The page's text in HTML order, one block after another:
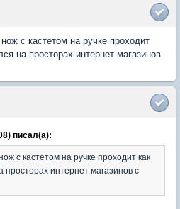
с кастетом на ручке проходит
на просторах интернет магазинов
писал(а):
с кастетом на ручке проходит как
просторах интернет магазинов с